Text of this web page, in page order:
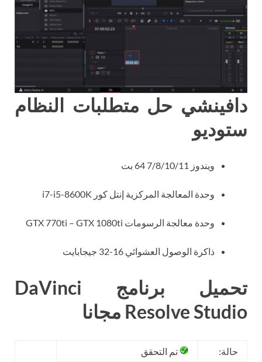
دافينشي حل متطلبات النظام
ستوديو
ويندوز 7/8/10/11 64 بت
وحدة المعالجة المركزية إنتل كور i7-i5-8600K
وحدة معالجة الرسومات GTX 770ti – GTX 1080ti
ذاكرة الوصول العشوائي 16-32 جيجابايت
تحميل برنامج DaVinci
Resolve Studio مجانا
حالة: تم التحقق